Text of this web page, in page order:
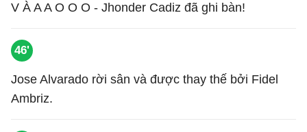
V À A A O O O - Jhonder Cadiz đã ghi bàn!
46'
Jose Alvarado rời sân và được thay thế bởi Fidel
Ambriz.